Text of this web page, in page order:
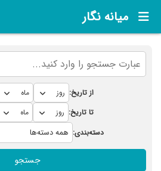
میانه نگار
از تاریخ:
تا تاریخ:
دسته‌بندی:
جستجو